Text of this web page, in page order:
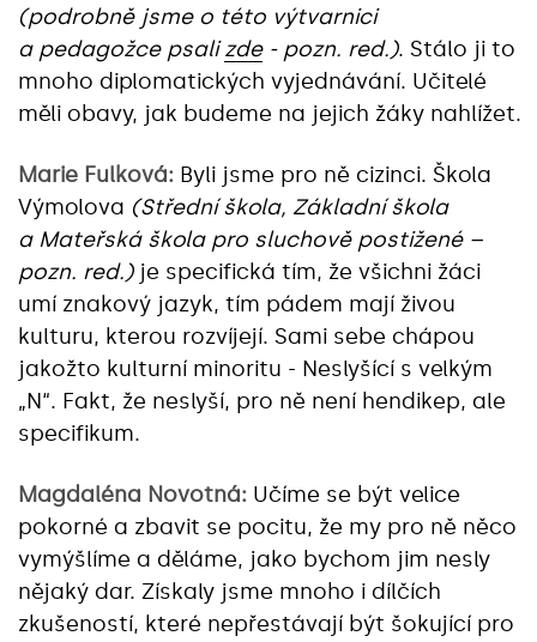
(podrobně jsme o této výtvarnici
a pedagožce psalizde- pozn. red.). Stálo ji to
mnoho diplomatických vyjednávání. Učitelé
měli obavy, jak budeme na jejich žáky nahlížet.
Marie Fulková: Byli jsme pro ně cizinci. Škola
Výmolova (Střední škola, Základní škola
a Mateřská škola pro sluchově postižené –
pozn. red.)je specifická tím, že všichni žáci
umí znakový jazyk, tím pádem mají živou
kulturu, kterou rozvíjejí. Sami sebe chápou
jakožto kulturní minoritu - Neslyšící s velkým
„N“. Fakt, že neslyší, pro ně není hendikep, ale
specifikum.
Magdaléna Novotná: Učíme se být velice
pokorné a zbavit se pocitu, že my pro ně něco
vymýšlíme a děláme, jako bychom jim nesly
nějaký dar. Získaly jsme mnoho i dílčích
zkušeností, které nepřestávají být šokující pro